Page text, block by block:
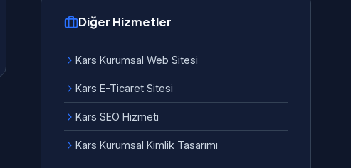
Diğer Hizmetler
Kars Kurumsal Web Sitesi
Kars E-Ticaret Sitesi
Kars SEO Hizmeti
Kars Kurumsal Kimlik Tasarımı